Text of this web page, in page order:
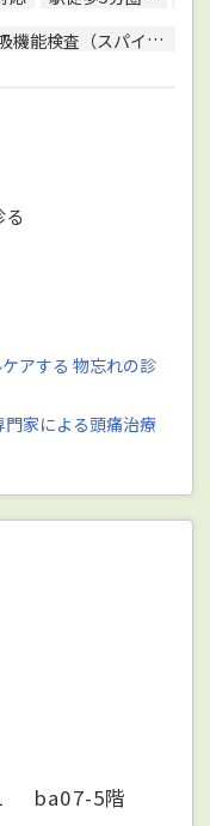
能検査（スパイロメトリー）
る
アする 物忘れの診
家による頭痛治療
1 ba07-5階